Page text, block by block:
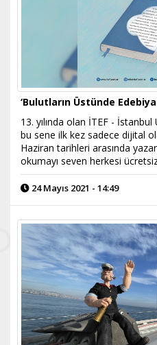
‘Bulutların Üstünde
13. yılında olan İTEF -
bu sene ilk kez sadece dijital
Haziran tarihleri arasında
okumayı seven herkesi
24 Mayıs 2021 - 14:49